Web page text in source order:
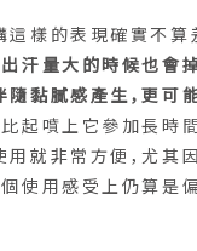
樣的表現確實不算
汗量大的時候也會
黏膩感產生，更可
起噴上它參加長時
就非常方便，尤其
使用感受上仍算是偏